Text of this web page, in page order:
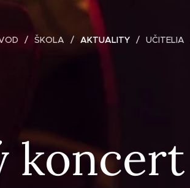
ŠKOLA AKTUALITY UČITELIA
koncert